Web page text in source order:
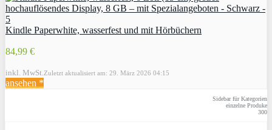
Kindle Paperwhite, wasserfest und mit Hörbüchern
84,99 €
inkl. MwSt. Zuletzt aktualisiert am: 29. März 2026 04:15
ansehen *
Sidebar für Kategorien
einzelne Produke
300